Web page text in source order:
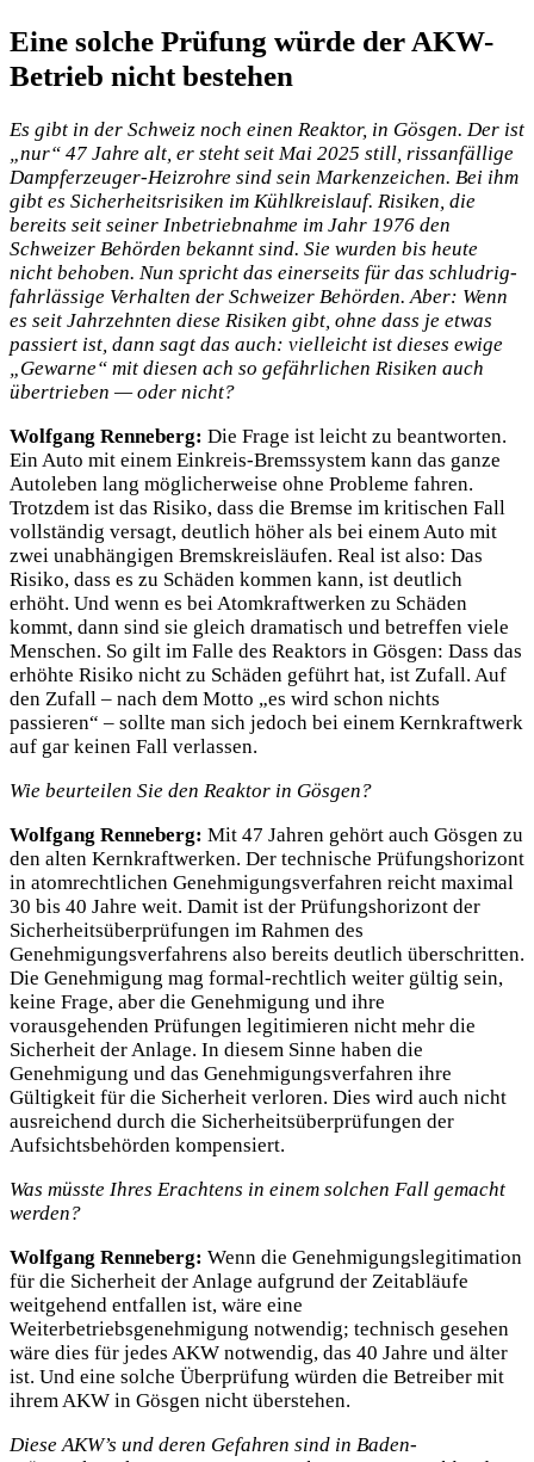
Eine solche Prüfung würde der AKW-
Betrieb nicht bestehen
Es gibt in der Schweiz noch einen Reaktor, in Gösgen. Der ist
„nur“ 47 Jahre alt, er steht seit Mai 2025 still, rissanfällige
Dampferzeuger-Heizrohre sind sein Markenzeichen. Bei ihm
gibt es Sicherheitsrisiken im Kühlkreislauf. Risiken, die
bereits seit seiner Inbetriebnahme im Jahr 1976 den
Schweizer Behörden bekannt sind. Sie wurden bis heute
nicht behoben. Nun spricht das einerseits für das schludrig-
fahrlässige Verhalten der Schweizer Behörden. Aber: Wenn
es seit Jahrzehnten diese Risiken gibt, ohne dass je etwas
passiert ist, dann sagt das auch: vielleicht ist dieses ewige
„Gewarne“ mit diesen ach so gefährlichen Risiken auch
übertrieben — oder nicht?
Wolfgang Renneberg: Die Frage ist leicht zu beantworten.
Ein Auto mit einem Einkreis-Bremssystem kann das ganze
Autoleben lang möglicherweise ohne Probleme fahren.
Trotzdem ist das Risiko, dass die Bremse im kritischen Fall
vollständig versagt, deutlich höher als bei einem Auto mit
zwei unabhängigen Bremskreisläufen. Real ist also: Das
Risiko, dass es zu Schäden kommen kann, ist deutlich
erhöht. Und wenn es bei Atomkraftwerken zu Schäden
kommt, dann sind sie gleich dramatisch und betreffen viele
Menschen. So gilt im Falle des Reaktors in Gösgen: Dass das
erhöhte Risiko nicht zu Schäden geführt hat, ist Zufall. Auf
den Zufall – nach dem Motto „es wird schon nichts
passieren“ – sollte man sich jedoch bei einem Kernkraftwerk
auf gar keinen Fall verlassen.
Wie beurteilen Sie den Reaktor in Gösgen?
Wolfgang Renneberg: Mit 47 Jahren gehört auch Gösgen zu
den alten Kernkraftwerken. Der technische Prüfungshorizont
in atomrechtlichen Genehmigungsverfahren reicht maximal
30 bis 40 Jahre weit. Damit ist der Prüfungshorizont der
Sicherheitsüberprüfungen im Rahmen des
Genehmigungsverfahrens also bereits deutlich überschritten.
Die Genehmigung mag formal-rechtlich weiter gültig sein,
keine Frage, aber die Genehmigung und ihre
vorausgehenden Prüfungen legitimieren nicht mehr die
Sicherheit der Anlage. In diesem Sinne haben die
Genehmigung und das Genehmigungsverfahren ihre
Gültigkeit für die Sicherheit verloren. Dies wird auch nicht
ausreichend durch die Sicherheitsüberprüfungen der
Aufsichtsbehörden kompensiert.
Was müsste Ihres Erachtens in einem solchen Fall gemacht
werden?
Wolfgang Renneberg: Wenn die Genehmigungslegitimation
für die Sicherheit der Anlage aufgrund der Zeitabläufe
weitgehend entfallen ist, wäre eine
Weiterbetriebsgenehmigung notwendig; technisch gesehen
wäre dies für jedes AKW notwendig, das 40 Jahre und älter
ist. Und eine solche Überprüfung würden die Betreiber mit
ihrem AKW in Gösgen nicht überstehen.
Diese AKW’s und deren Gefahren sind in Baden-